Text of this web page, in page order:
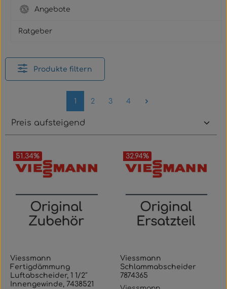
Angebote
Ratgeber
Produkte filtern
Seite
1 Seite
2 Seite
3 Seite
4
51.34%
Viessmann
Fertigdämmung
Luftabscheider, 1 1/2″
Innengewinde, 7438521
32.94%
Viessmann
Schlammabscheider
7874365